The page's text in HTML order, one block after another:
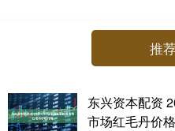
推
东兴资本配资
市场红毛丹价